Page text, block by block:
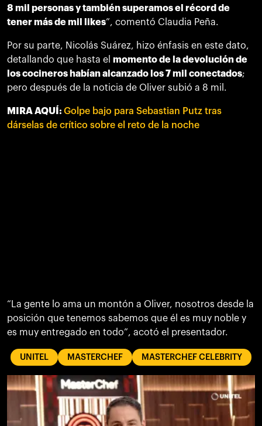
8 mil personas y también superamos el récord de
tener más de mil likes”, comentó Claudia Peña.
Por su parte, Nicolás Suárez, hizo énfasis en este dato,
detallando que hasta el momento de la devolución de
los cocineros habían alcanzado los 7 mil conectados;
pero después de la noticia de Oliver subió a 8 mil.
MIRA AQUÍ: Golpe bajo para Sebastian Putz tras
dárselas de crítico sobre el reto de la noche
“La gente lo ama un montón a Oliver, nosotros desde la
posición que tenemos sabemos que él es muy noble y
es muy entregado en todo”, acotó el presentador.
UNITEL MASTERCHEF MASTERCHEF CELEBRITY